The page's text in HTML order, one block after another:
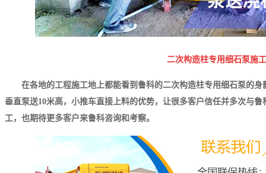
二次构造柱专用细石泵施
在各地的工程施工地上都能看到鲁科的二次构造柱专用细石泵的
垂直泵送10米高，小推车直接上料的优势，让很多客户信任并多次与
工，也期待更多客户来鲁科咨询和考察。